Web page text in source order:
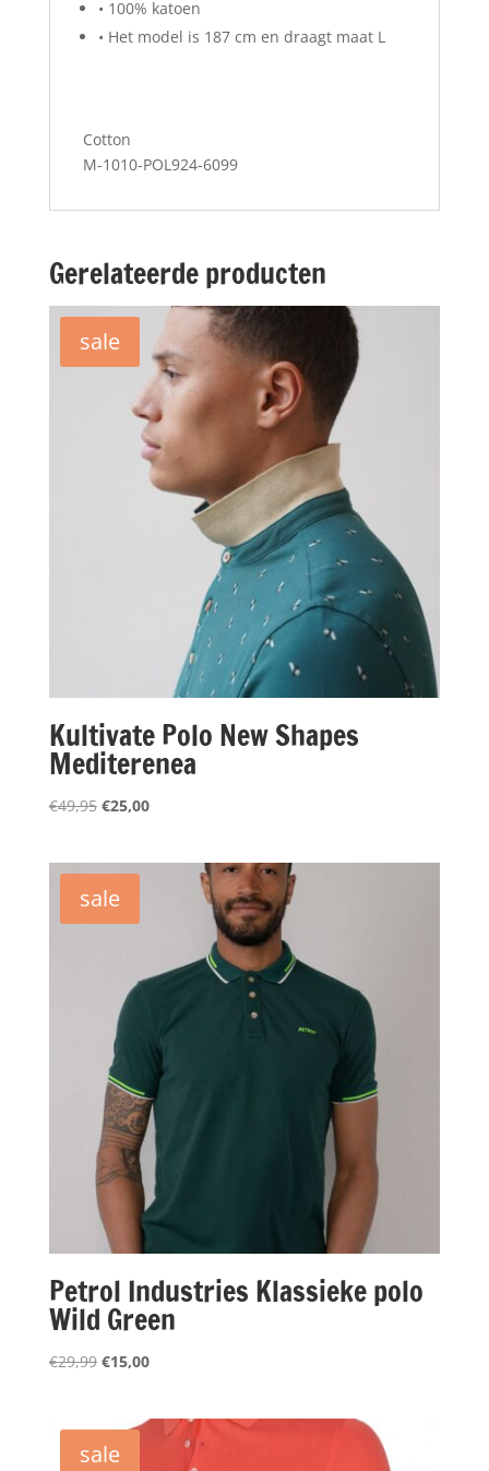
• 100% katoen
• Het model is 187 cm en draagt maat L
Cotton
M-1010-POL924-6099
Gerelateerde producten
sale
Kultivate Polo New Shapes
Mediterenea
€49,95 Oorspronkelijke
€49,95.
€25,00Huidige
€25,00.
sale
Petrol Industries Klassieke polo
Wild Green
€29,99 Oorspronkelijke
€29,99.
€15,00Huidige
€15,00.
sale